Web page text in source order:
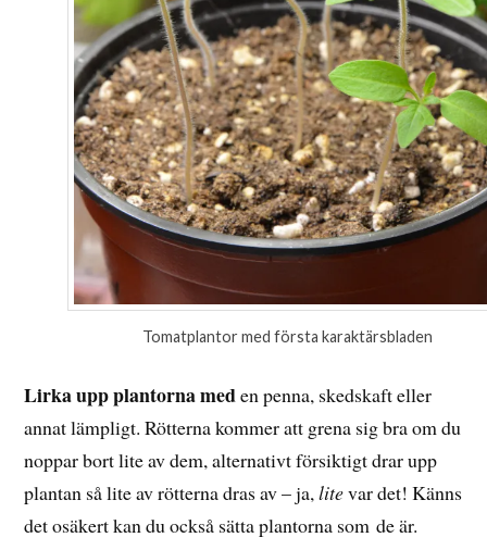
Tomatplantor med första karaktärsbladen
Lirka upp plantorna meden penna, skedskaft eller
annat lämpligt. Rötterna kommer att grena sig bra om du
noppar bort lite av dem, alternativt försiktigt drar upp
plantan så lite av rötterna dras av – ja,litevar det! Känns
det osäkert kan du också sätta plantorna som de är.